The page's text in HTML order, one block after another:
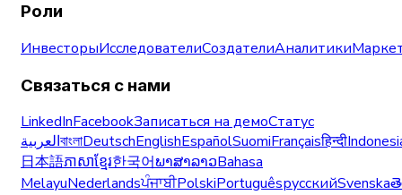
Роли
ИнвесторыИсследователиСоздателиАналитики
Связаться с нами
LinkedInFacebookЗаписаться на демоСтатус
العربيةবাংলাDeutschEnglishEspañolSuomiFrançaisहिन्दी
日本語ភាសាខ្មែរ한국어ພາສາລາວBahasa
MelayuNederlandsਪੰਜਾਬੀPolskiPortuguêsрусскийSvenska